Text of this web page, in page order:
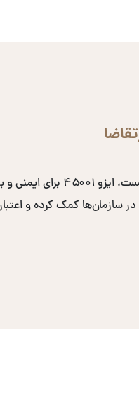
سازمان‌ها کمک کرده و